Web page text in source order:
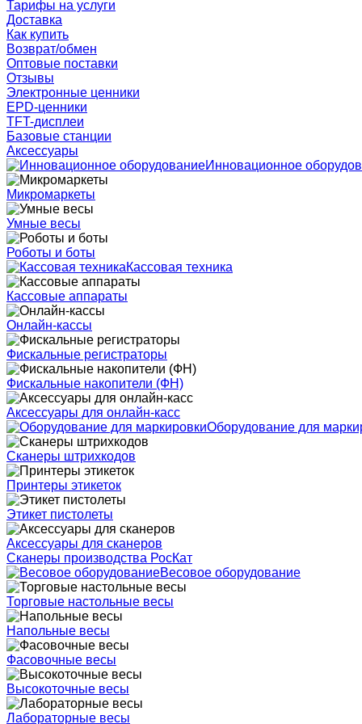
Тарифы на услуги
Доставка
Как купить
Возврат/обмен
Оптовые поставки
Отзывы
Электронные ценники
EPD-ценники
TFT-дисплеи
Базовые станции
Аксессуары
Инновационное
Микромаркеты
Умные весы
Роботы и боты
Кассовая техника
Кассовые аппараты
Онлайн-кассы
Фискальные регистраторы
Фискальные накопители (ФН)
Аксессуары для онлайн-касс
Оборудование для
Сканеры штрихкодов
Принтеры этикеток
Этикет пистолеты
Аксессуары для сканеров
Сканеры производства РосКат
Весовое оборудование
Торговые настольные весы
Напольные весы
Фасовочные весы
Высокоточные весы
Лабораторные весы